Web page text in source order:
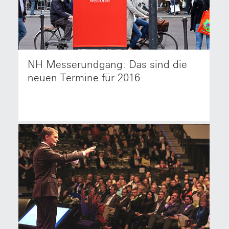
NH Messerundgang: Das sind die
neuen Termine für 2016
NetzwerkHolz Mitglieder besuchen mit Design-Profi
Hannes Bäuerle die Möbelmessen in Köln und
Mailand.